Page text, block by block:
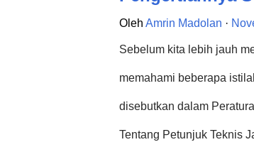
keperawatan/Logbook
Pengkajian Keperawatan
Oleh Amrin Madolan
Sebelum kita lebih jauh
memahami beberapa
disebutkan dalam
Tentang Petunjuk Teknis